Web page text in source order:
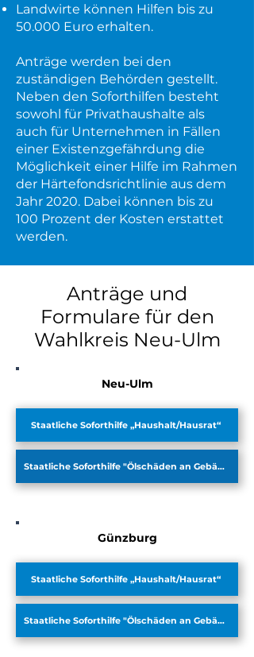
Landwirte können Hilfen bis zu
50.000 Euro erhalten.
Anträge werden bei den
zuständigen Behörden gestellt.
Neben den Soforthilfen besteht
sowohl für Privathaushalte als
auch für Unternehmen in Fällen
einer Existenzgefährdung die
Möglichkeit einer Hilfe im Rahmen
der Härtefondsrichtlinie aus dem
Jahr 2020. Dabei können bis zu
100 Prozent der Kosten erstattet
werden.
Anträge und
Formulare für den
Wahlkreis Neu-Ulm
Neu-Ulm
Staatliche Soforthilfe „Haushalt/Hausrat“
Staatliche Soforthilfe "Ölschäden an Gebäuden"
Günzburg
Staatliche Soforthilfe „Haushalt/Hausrat“
Staatliche Soforthilfe "Ölschäden an Gebäuden"